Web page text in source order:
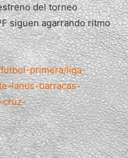
del torneo
siguen agarrando ritmo
primera/liga-
lanus-barracas-
cruz-